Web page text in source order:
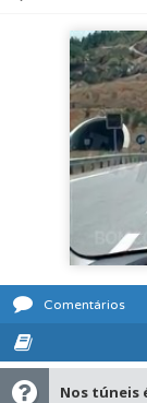
Comentários
Nos túneis